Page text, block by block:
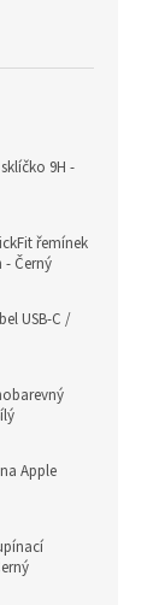
9H -
řemínek
Černý
USB-C /
Apple